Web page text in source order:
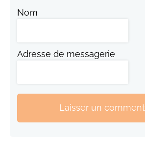
Nom
Adresse de messagerie
Laisser un